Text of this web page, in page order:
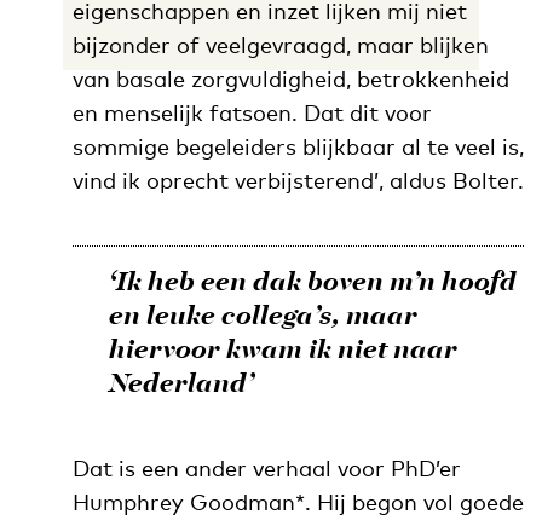
eigenschappen en inzet lijken mij niet
bijzonder of veelgevraagd, maar blijken
van basale zorgvuldigheid, betrokkenheid
en menselijk fatsoen. Dat dit voor
sommige begeleiders blijkbaar al te veel is,
vind ik oprecht verbijsterend’, aldus Bolter.
‘Ik heb een dak boven m’n hoofd
en leuke collega’s, maar
hiervoor kwam ik niet naar
Nederland’
Dat is een ander verhaal voor PhD’er
Humphrey Goodman*. Hij begon vol goede